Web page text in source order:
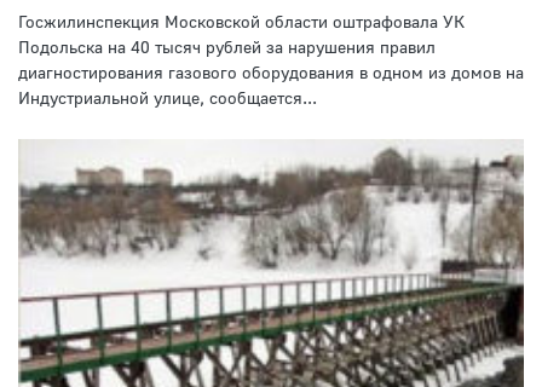
Госжилинспекция Московской области оштрафовала УК
Подольска на 40 тысяч рублей за нарушения правил
диагностирования газового оборудования в одном из домов на
Индустриальной улице, сообщается...